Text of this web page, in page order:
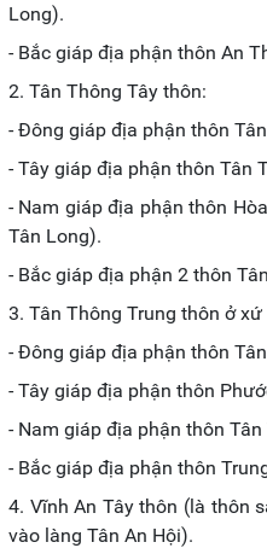
Long).
- Bắc giáp địa phận thôn An
2. Tân Thông Tây thôn:
- Đông giáp địa phận thôn
- Tây giáp địa phận thôn Tân
- Nam giáp địa phận thôn
Tân Long).
- Bắc giáp địa phận 2 thôn
3. Tân Thông Trung thôn ở xứ
- Đông giáp địa phận thôn
- Tây giáp địa phận thôn
- Nam giáp địa phận thôn Tân
- Bắc giáp địa phận thôn
4. Vĩnh An Tây thôn (là thôn
vào làng Tân An Hội).